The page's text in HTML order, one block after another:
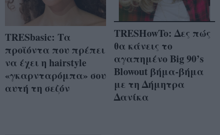
TRESbasic: Τα
προϊόντα που πρέπει
να έχει η hairstyle
«γκαρνταρόμπα» σου
αυτή τη σεζόν
TRESHowTo: Δες πώς
θα κάνεις το
αγαπημένο Big 90’s
Blowout βήμα-βήμα
με τη Δήμητρα
Δανίκα